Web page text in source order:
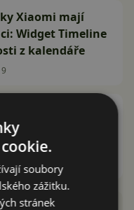
Xiaomi mají
Widget Timeline
z kalendáře
hodinky s
i GPS
soubory
zážitku.
stránek